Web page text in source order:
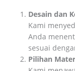
Desain dan
Kami
Anda
sesuai
Pilihan